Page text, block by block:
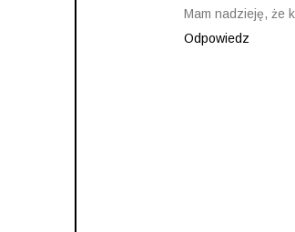
Mam nadzieję, że
Odpowiedz